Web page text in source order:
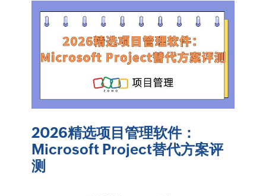
2026精选项目管理软件：
Microsoft Project替代方案评
测